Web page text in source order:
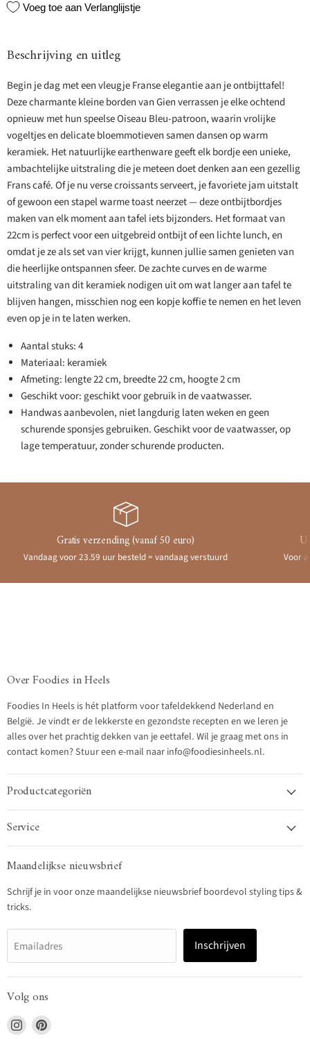
Voeg toe aan Verlanglijstje
Beschrijving en uitleg
Begin je dag met een vleugje Franse elegantie aan je ontbijttafel!
Deze charmante kleine borden van Gien verrassen je elke ochtend
opnieuw met hun speelse Oiseau Bleu-patroon, waarin vrolijke
vogeltjes en delicate bloemmotieven samen dansen op warm
keramiek. Het natuurlijke earthenware geeft elk bordje een unieke,
ambachtelijke uitstraling die je meteen doet denken aan een gezellig
Frans café. Of je nu verse croissants serveert, je favoriete jam uitstalt
of gewoon een stapel warme toast neerzet — deze ontbijtbordjes
maken van elk moment aan tafel iets bijzonders. Het formaat van
22cm is perfect voor een uitgebreid ontbijt of een lichte lunch, en
omdat je ze als set van vier krijgt, kunnen jullie samen genieten van
die heerlijke ontspannen sfeer. De zachte curves en de warme
uitstraling van dit keramiek nodigen uit om wat langer aan tafel te
blijven hangen, misschien nog een kopje koffie te nemen en het leven
even op je in te laten werken.
Aantal stuks: 4
Materiaal: keramiek
Afmeting: lengte 22 cm, breedte 22 cm, hoogte 2 cm
Geschikt voor: geschikt voor gebruik in de vaatwasser.
Handwas aanbevolen, niet langdurig laten weken en geen
schurende sponsjes gebruiken. Geschikt voor de vaatwasser, op
lage temperatuur, zonder schurende producten.
Gratis verzending (vanaf 50 euro)
Vandaag voor 23.59 uur besteld = vandaag verstuurd Voor
Over Foodies in Heels
Foodies In Heels is hét platform voor tafeldekkend Nederland en
België. Je vindt er de lekkerste en gezondste recepten en we leren je
alles over het prachtig dekken van je eettafel. Wil je graag met ons in
contact komen? Stuur een e-mail naar info@foodiesinheels.nl.
Productcategoriën
Service
Maandelijkse nieuwsbrief
Schrijf je in voor onze maandelijkse nieuwsbrief boordevol styling tips &
tricks.
Emailadres Inschrijven
Volg ons
Vind Vind